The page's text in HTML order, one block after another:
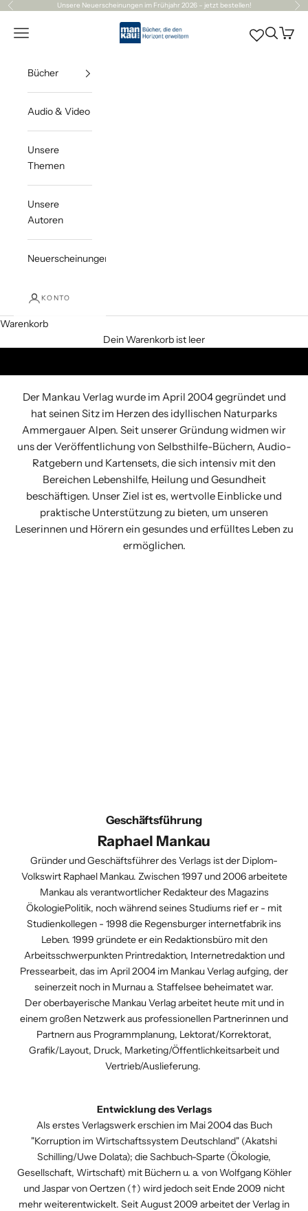
Zum Inhalt springen
Zurück Unsere Neuerscheinungen im Frühjahr 2026 – jetzt bestellen! Vor
Mankau Verlag
Navigationsmenü öffnen Suche
Bücher
Audio & Video
Unsere
Themen
Unsere
Autoren
Neuerscheinungen
KONTO
Warenkorb
Dein Warenkorb ist leer
Über uns
Der Mankau Verlag wurde im April 2004 gegründet und
hat seinen Sitz im Herzen des idyllischen Naturparks
Ammergauer Alpen. Seit unserer Gründung widmen wir
uns der Veröffentlichung von Selbsthilfe-Büchern, Audio-
Ratgebern und Kartensets, die sich intensiv mit den
Bereichen Lebenshilfe, Heilung und Gesundheit
beschäftigen. Unser Ziel ist es, wertvolle Einblicke und
praktische Unterstützung zu bieten, um unseren
Leserinnen und Hörern ein gesundes und erfülltes Leben zu
ermöglichen.
Geschäftsführung
Raphael Mankau
Gründer und Geschäftsführer des Verlags ist der Diplom-
Volkswirt Raphael Mankau. Zwischen 1997 und 2006 arbeitete
Mankau als verantwortlicher Redakteur des Magazins
ÖkologiePolitik, noch während seines Studiums rief er - mit
Studienkollegen - 1998 die Regensburger internetfabrik ins
Leben. 1999 gründete er ein Redaktionsbüro mit den
Arbeitsschwerpunkten Printredaktion, Internetredaktion und
Pressearbeit, das im April 2004 im Mankau Verlag aufging, der
seinerzeit noch in Murnau a. Staffelsee beheimatet war.
Der oberbayerische Mankau Verlag arbeitet heute mit und in
einem großen Netzwerk aus professionellen Partnerinnen und
Partnern aus Programmplanung, Lektorat/Korrektorat,
Grafik/Layout, Druck, Marketing/Öffentlichkeitsarbeit und
Vertrieb/Auslieferung.
Entwicklung des Verlags
Als erstes Verlagswerk erschien im Mai 2004 das Buch
"Korruption im Wirtschaftssystem Deutschland" (Akatshi
Schilling/Uwe Dolata); die Sachbuch-Sparte (Ökologie,
Gesellschaft, Wirtschaft) mit Büchern u. a. von Wolfgang Köhler
und Jaspar von Oertzen (†) wird jedoch seit Ende 2009 nicht
mehr weiterentwickelt. Seit August 2009 arbeitet der Verlag in